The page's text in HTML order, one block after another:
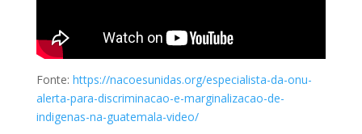
Fonte: https://nacoesunidas.org/especialista-da-onu-
alerta-para-discriminacao-e-marginalizacao-de-
indigenas-na-guatemala-video/